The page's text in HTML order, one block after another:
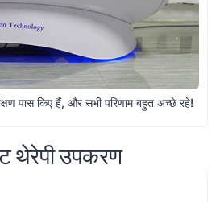
पास किए हैं, और सभी परिणाम बहुत अच्छे रहे!
थेरेपी उपकरण